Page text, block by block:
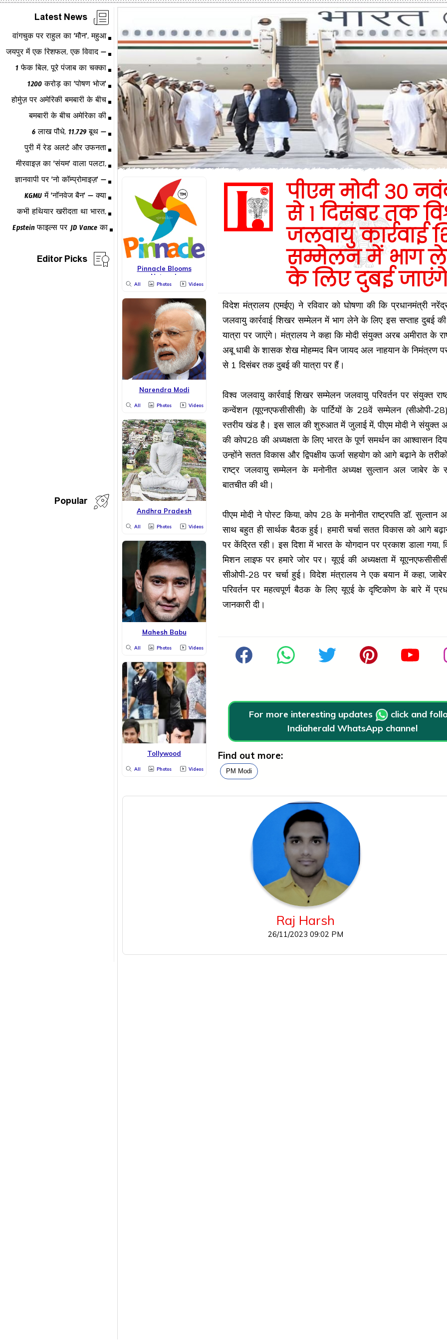
Latest News
Editor Picks
Popular
Pinnacle Blooms
Network
All Photos Videos
Narendra Modi
All Photos Videos
Andhra Pradesh
All Photos Videos
Mahesh Babu
All Photos Videos
Tollywood
All Photos Videos
पीएम मोदी 30
से 1 दिसंबर तक
जलवायु कार्रवाई
सम्मेलन में भाग
के लिए दुबई जाएंगे
विदेश मंत्रालय (एमईए) ने रविवार को घोषणा की कि प्रधानमंत्री नरेंद्र
जलवायु कार्रवाई शिखर सम्मेलन में भाग लेने के लिए इस सप्ताह दुबई की
यात्रा पर जाएंगे। मंत्रालय ने कहा कि मोदी संयुक्त अरब अमीरात के
अबू धाबी के शासक शेख मोहम्मद बिन जायद अल नाहयान के निमंत्रण
से 1 दिसंबर तक दुबई की यात्रा पर हैं।
विश्व जलवायु कार्रवाई शिखर सम्मेलन जलवायु परिवर्तन पर संयुक्त
कन्वेंशन (यूएनएफसीसीसी) के पार्टियों के 28वें सम्मेलन (सीओपी-
स्तरीय खंड है। इस साल की शुरुआत में जुलाई में, पीएम मोदी ने संयुक्त
की कोप28 की अध्यक्षता के लिए भारत के पूर्ण समर्थन का आश्वासन
उन्होंने सतत विकास और द्विपक्षीय ऊर्जा सहयोग को आगे बढ़ाने के
राष्ट्र जलवायु सम्मेलन के मनोनीत अध्यक्ष सुल्तान अल जाबेर के
बातचीत की थी।
पीएम मोदी ने पोस्ट किया, कोप 28 के मनोनीत राष्ट्रपति डॉ.
साथ बहुत ही सार्थक बैठक हुई। हमारी चर्चा सतत विकास को आगे
पर केंद्रित रही। इस दिशा में भारत के योगदान पर प्रकाश डाला
मिशन लाइफ पर हमारे जोर पर। यूएई की अध्यक्षता में
सीओपी-28 पर चर्चा हुई। विदेश मंत्रालय ने एक बयान में कहा,
परिवर्तन पर महत्वपूर्ण बैठक के लिए यूएई के दृष्टिकोण के बारे में
जानकारी दी।
For more interesting updates
click and
Indiaherald WhatsApp channel
Find out more:
PM Modi
Raj Harsh
26/11/2023 09:02 PM